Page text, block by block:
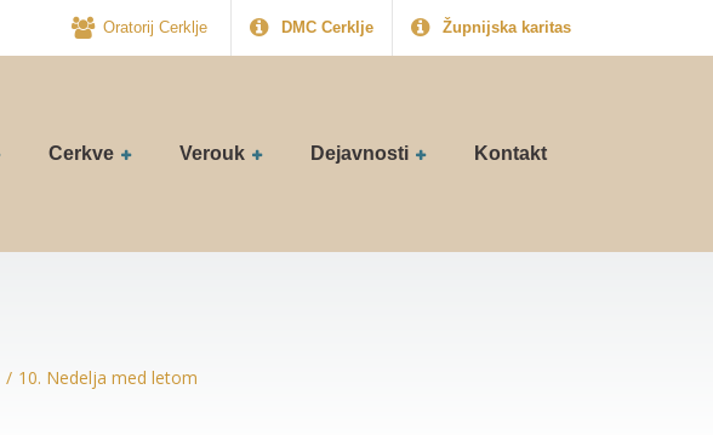
Oratorij Cerklje DMC Cerklje Župnijska karitas
Cerkve Verouk Dejavnosti Kontakt
10. Nedelja med letom